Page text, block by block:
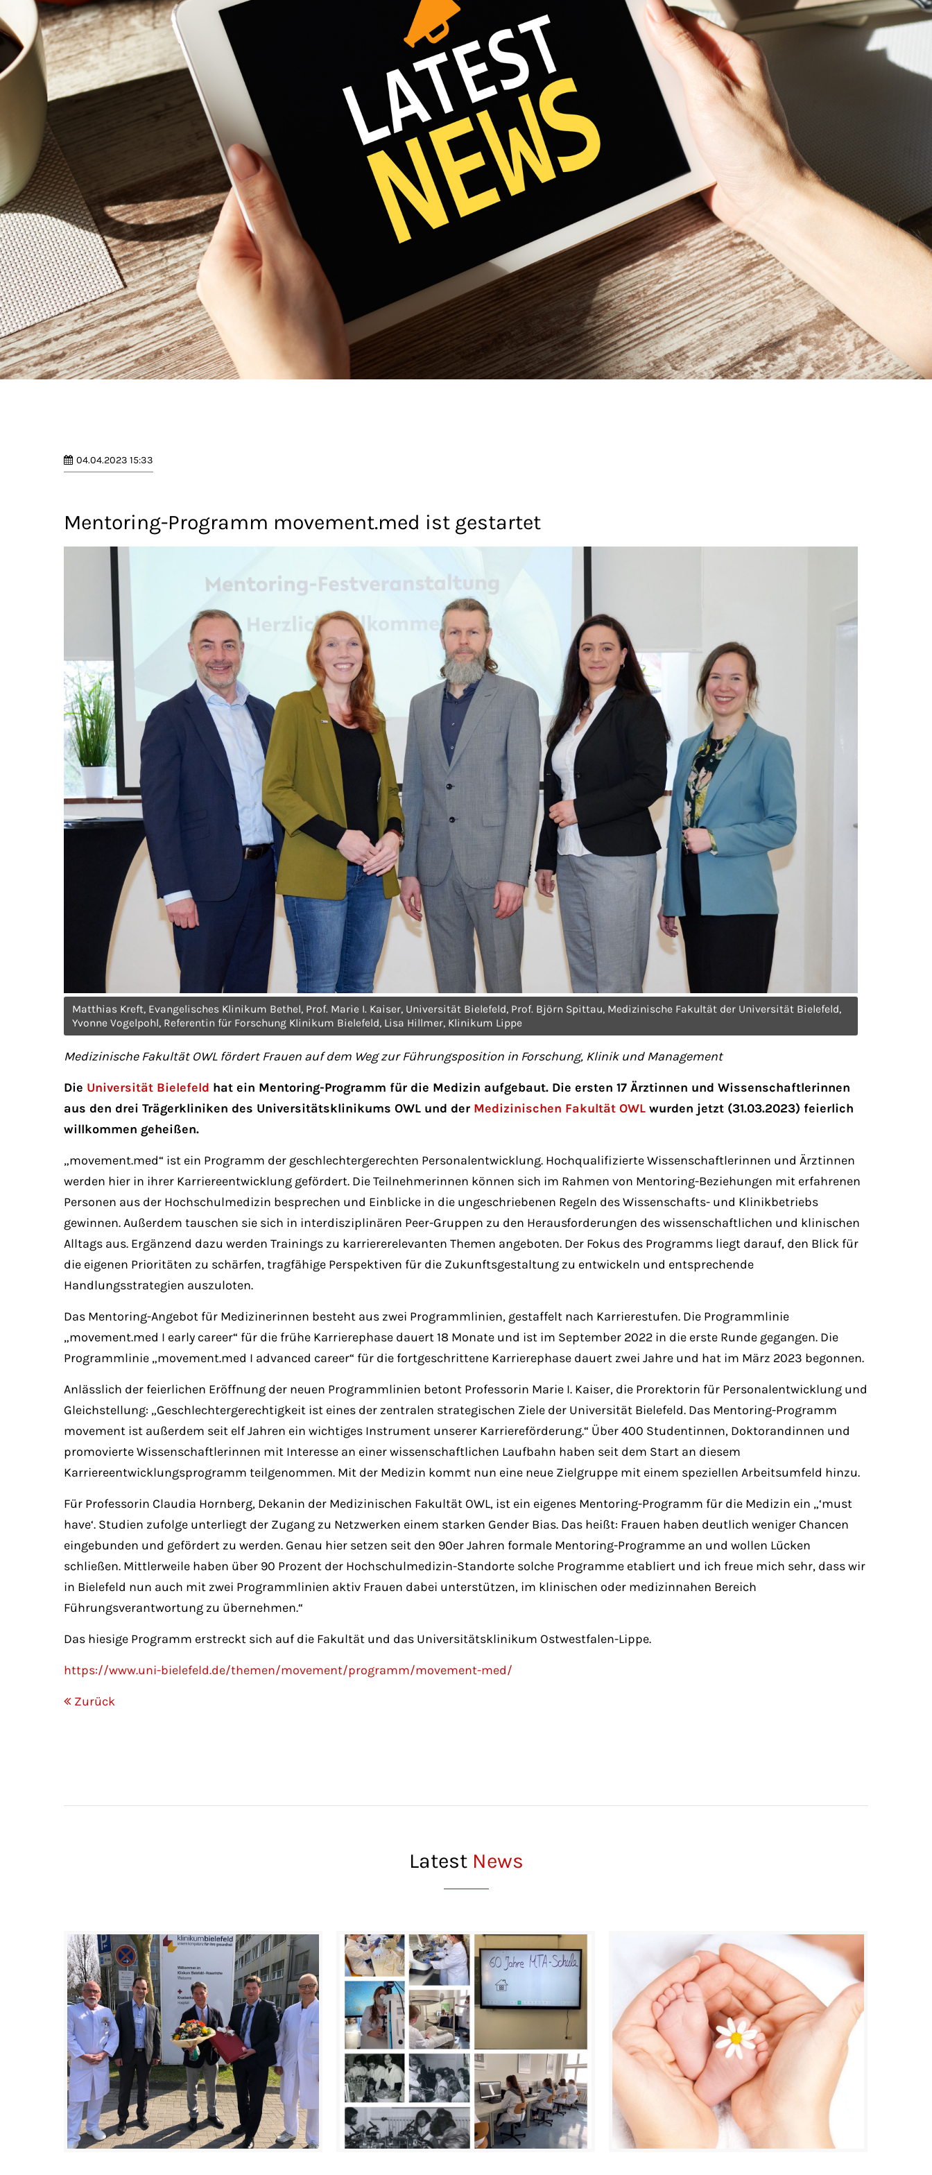
Mon - Fri 8:00am - 5:00pm
04.04.2023 15:33
Mentoring-Programm movement.med ist gestartet
Matthias Kreft, Evangelisches Klinikum Bethel, Prof. Marie I. Kaiser, Universität Bielefeld, Prof. Björn Spittau, Medizinische Fakultät der Universität Bielefeld,
Yvonne Vogelpohl, Referentin für Forschung Klinikum Bielefeld, Lisa Hillmer, Klinikum Lippe
Medizinische Fakultät OWL fördert Frauen auf dem Weg zur Führungsposition in Forschung, Klinik und Management
Die Universität Bielefeld hat ein Mentoring-Programm für die Medizin aufgebaut. Die ersten 17 Ärztinnen und Wissenschaftlerinnen
aus den drei Trägerkliniken des Universitätsklinikums OWL und der Medizinischen Fakultät OWL wurden jetzt (31.03.2023) feierlich
willkommen geheißen.
„movement.med“ ist ein Programm der geschlechtergerechten Personalentwicklung. Hochqualifizierte Wissenschaftlerinnen und Ärztinnen
werden hier in ihrer Karriereentwicklung gefördert. Die Teilnehmerinnen können sich im Rahmen von Mentoring-Beziehungen mit erfahrenen
Personen aus der Hochschulmedizin besprechen und Einblicke in die ungeschriebenen Regeln des Wissenschafts- und Klinikbetriebs
gewinnen. Außerdem tauschen sie sich in interdisziplinären Peer-Gruppen zu den Herausforderungen des wissenschaftlichen und klinischen
Alltags aus. Ergänzend dazu werden Trainings zu karriererelevanten Themen angeboten. Der Fokus des Programms liegt darauf, den Blick für
die eigenen Prioritäten zu schärfen, tragfähige Perspektiven für die Zukunftsgestaltung zu entwickeln und entsprechende
Handlungsstrategien auszuloten.
Das Mentoring-Angebot für Medizinerinnen besteht aus zwei Programmlinien, gestaffelt nach Karrierestufen. Die Programmlinie
„movement.med I early career“ für die frühe Karrierephase dauert 18 Monate und ist im September 2022 in die erste Runde gegangen. Die
Programmlinie „movement.med I advanced career“ für die fortgeschrittene Karrierephase dauert zwei Jahre und hat im März 2023 begonnen.
Anlässlich der feierlichen Eröffnung der neuen Programmlinien betont Professorin Marie I. Kaiser, die Prorektorin für Personalentwicklung und
Gleichstellung: „Geschlechtergerechtigkeit ist eines der zentralen strategischen Ziele der Universität Bielefeld. Das Mentoring-Programm
movement ist außerdem seit elf Jahren ein wichtiges Instrument unserer Karriereförderung.“ Über 400 Studentinnen, Doktorandinnen und
promovierte Wissenschaftlerinnen mit Interesse an einer wissenschaftlichen Laufbahn haben seit dem Start an diesem
Karriereentwicklungsprogramm teilgenommen. Mit der Medizin kommt nun eine neue Zielgruppe mit einem speziellen Arbeitsumfeld hinzu.
Für Professorin Claudia Hornberg, Dekanin der Medizinischen Fakultät OWL, ist ein eigenes Mentoring-Programm für die Medizin ein „‘must
have‘. Studien zufolge unterliegt der Zugang zu Netzwerken einem starken Gender Bias. Das heißt: Frauen haben deutlich weniger Chancen
eingebunden und gefördert zu werden. Genau hier setzen seit den 90er Jahren formale Mentoring-Programme an und wollen Lücken
schließen. Mittlerweile haben über 90 Prozent der Hochschulmedizin-Standorte solche Programme etabliert und ich freue mich sehr, dass wir
in Bielefeld nun auch mit zwei Programmlinien aktiv Frauen dabei unterstützen, im klinischen oder medizinnahen Bereich
Führungsverantwortung zu übernehmen.“
Das hiesige Programm erstreckt sich auf die Fakultät und das Universitätsklinikum Ostwestfalen-Lippe.
https://www.uni-bielefeld.de/themen/movement/programm/movement-med/
Zurück
Latest News